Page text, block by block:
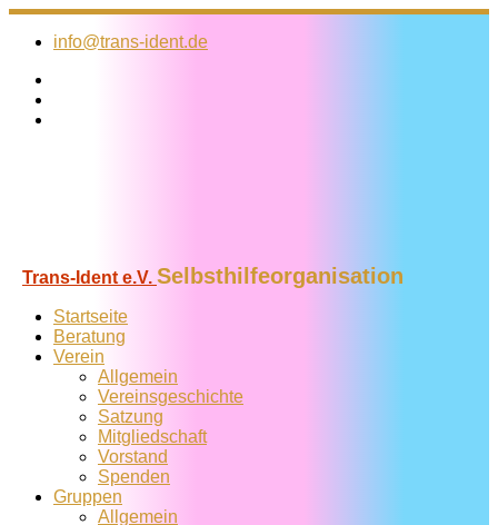
Zum
Inhalt
info@trans-ident.de
Trans-Ident e.V. Selbsthilfeorganisation
Startseite
Beratung
Verein
Allgemein
Vereins­geschichte
Satzung
Mitglied­schaft
Vorstand
Spenden
Gruppen
Allgemein